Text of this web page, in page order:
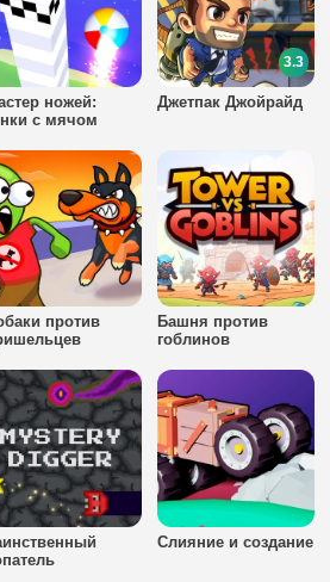
ножей:
с мячом
Джетпак Джойрайд
3.3
против
Башня против
гоблинов
Слияние и создание